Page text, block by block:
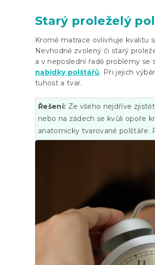
Starý proleželý
Kromě matrace ovlivňuje kvalitu
Nevhodně zvolený či starý
a v neposlední řadě problémy
nabídky polštářů. Při jejich
tuhost a tvar.
Řešení: Ze všeho nejdříve
nebo na zádech se kvůli opoře
anatomicky tvarované polštáře.